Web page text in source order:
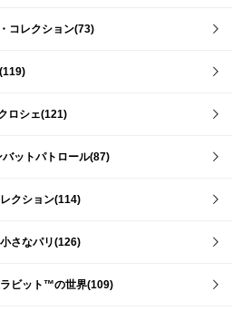
コレクション(73)
ロシェ(121)
ットパトロール(87)
クション(114)
さなパリ(126)
ビット™の世界(109)